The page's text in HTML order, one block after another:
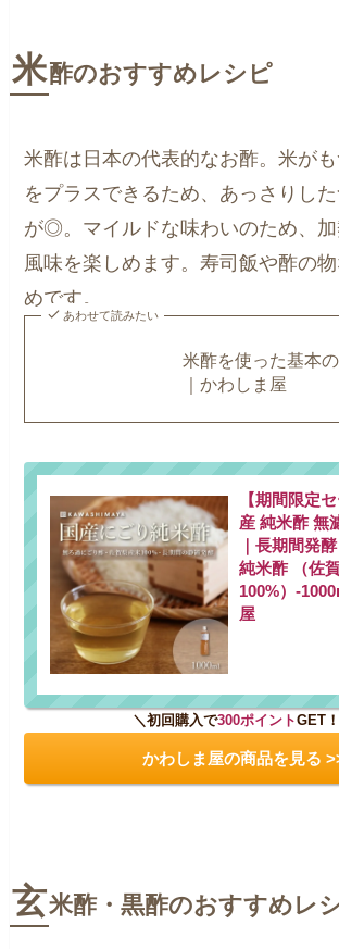
米酢のおすすめレシピ
米酢は日本の代表的なお酢。米が
をプラスできるため、あっさりし
が◎。マイルドな味わいのため、
風味を楽しめます。寿司飯や酢の
めです。
あわせて読みたい
米酢を使った基本
｜かわしま屋
【期間限定
産 純米酢 無
｜長期間発
純米酢 （佐
100%）-
屋
＼初回購入で300ポイントGET
かわしま屋の商品を見る
玄米酢・黒酢のおすすめレ